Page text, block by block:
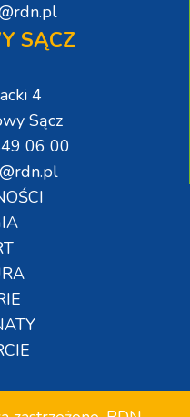
SĄCZ
4
Sącz
06 00